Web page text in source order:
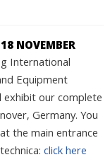
NOVEMBER
International
Equipment
our complete
Germany. You
the main entrance
click here